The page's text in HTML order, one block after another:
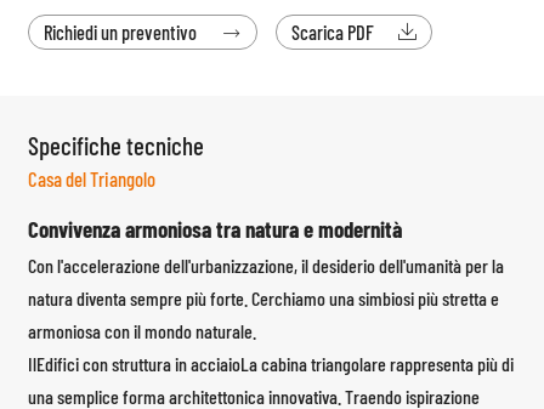
Richiedi un preventivo  Scarica PDF 
Specifiche tecniche
Casa del Triangolo
Convivenza armoniosa tra natura e modernità
Con l'accelerazione dell'urbanizzazione, il desiderio dell'umanità per la
natura diventa sempre più forte. Cerchiamo una simbiosi più stretta e
armoniosa con il mondo naturale.
IlEdifici con struttura in acciaioLa cabina triangolare rappresenta più di
una semplice forma architettonica innovativa. Traendo ispirazione